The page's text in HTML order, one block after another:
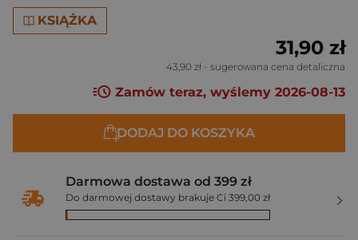
KSIĄŻKA
31,90 zł
43,90 zł - sugerowana cena detaliczna
Zamów teraz, wyślemy 2026-08-13
DODAJ DO KOSZYKA
Darmowa dostawa od 399 zł
Do darmowej dostawy brakuje Ci 399,00 zł